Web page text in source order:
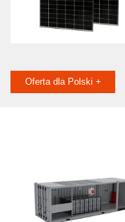
Oferta dla Polski +